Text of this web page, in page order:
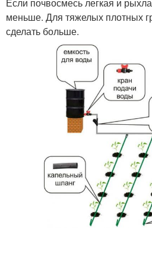
меньше. Для тяжелых плотных
сделать больше.